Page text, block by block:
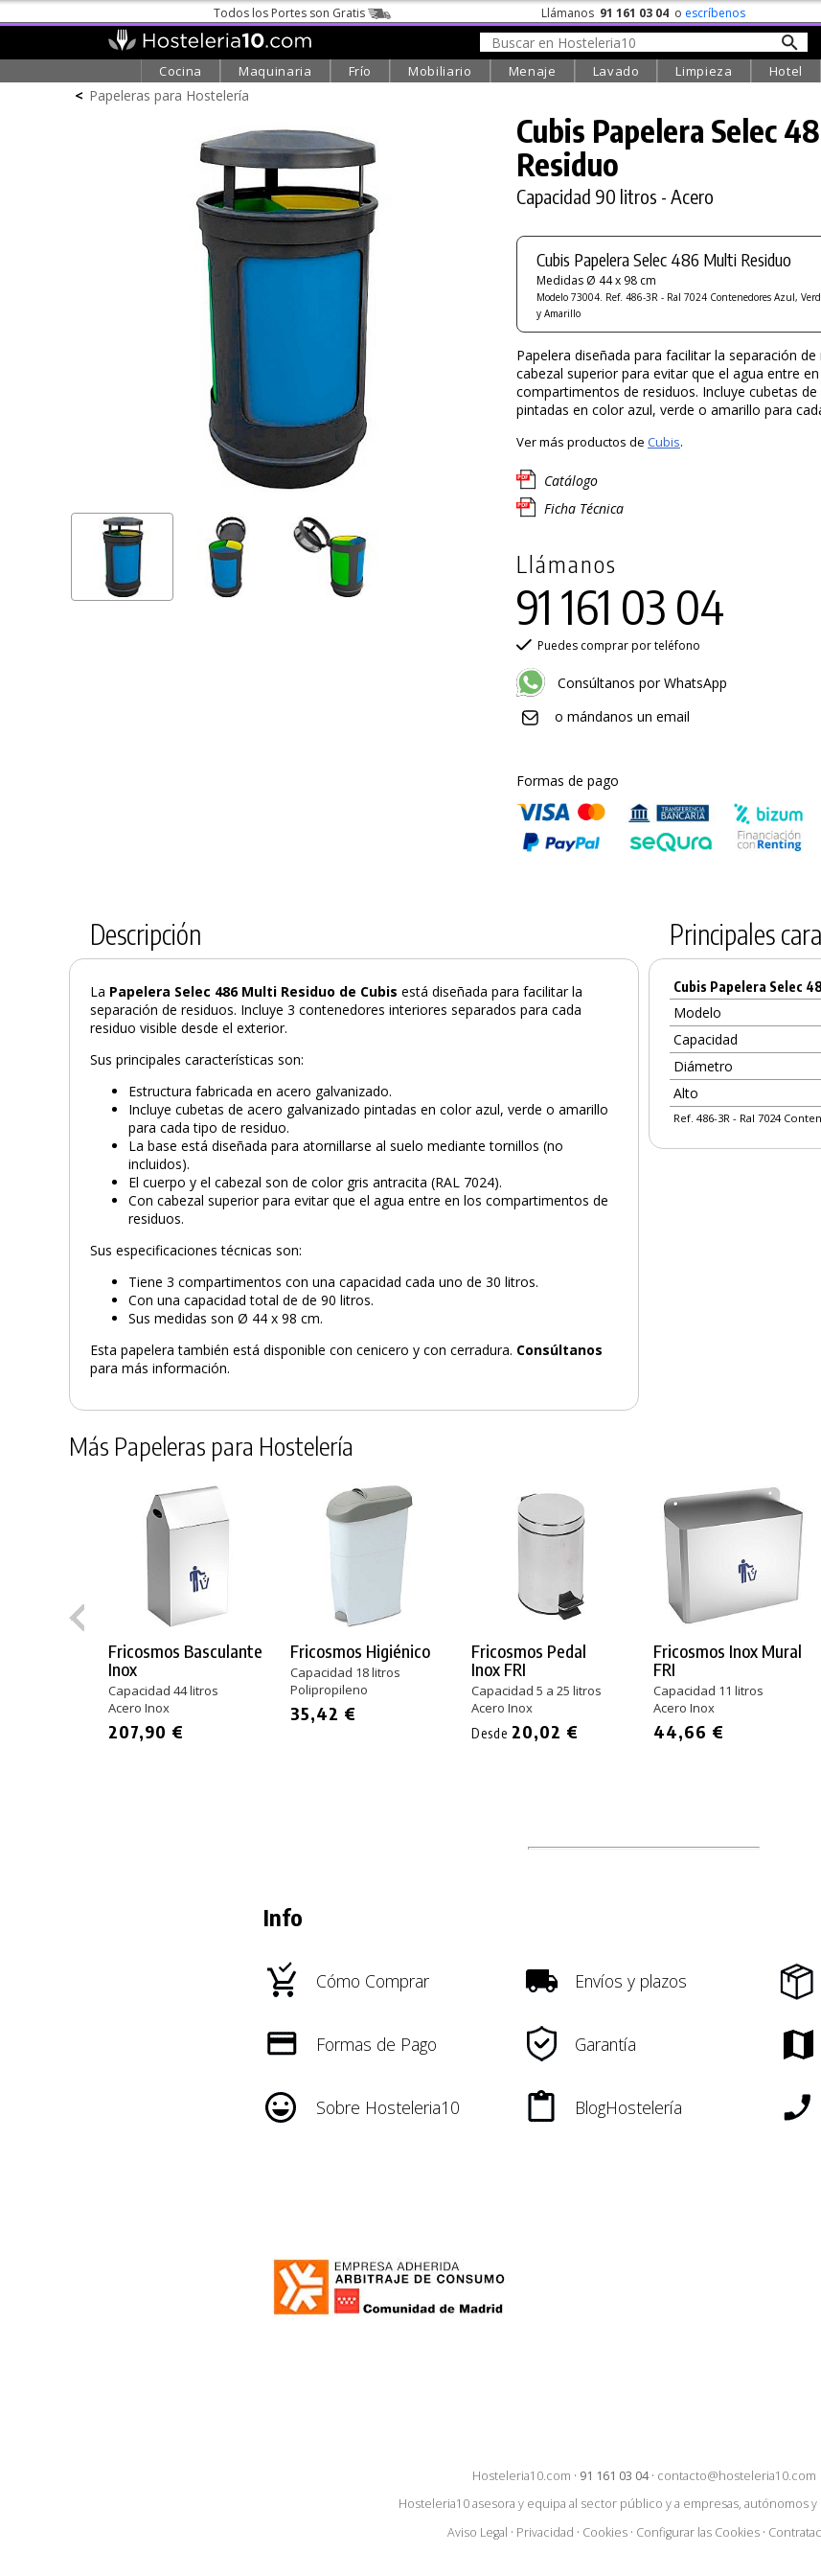
Todos los Portes son Gratis Llámanos 91 161 03 04 o escríbenos
Cocina Maquinaria Frío Mobiliario Menaje Lavado Limpieza Hotel
< Papeleras para Hostelería
PRODUCTO AÑADIDO AL CARRITO
Cubis Papelera Selec
Residuo
Capacidad 90 litros - Acero
Cubis Papelera Selec 486 Multi Residuo
Medidas Ø 44 x 98 cm
Modelo 73004. Ref. 486-3R - Ral 7024 Contenedores Azul,
y Amarillo
Papelera diseñada para facilitar la separación de
cabezal superior para evitar que el agua entre
compartimentos de residuos. Incluye cubetas
pintadas en color azul, verde o amarillo para
Ver más productos de Cubis.
Catálogo
Ficha Técnica
Llámanos
91 161 03 04
Puedes comprar por teléfono
Consúltanos por WhatsApp
o mándanos un email
Formas de pago
Descripción
La Papelera Selec 486 Multi Residuo de Cubisestá diseñada para facilitar la
separación de residuos. Incluye 3 contenedores interiores separados para cada
residuo visible desde el exterior.
Sus principales características son:
Estructura fabricada en acero galvanizado.
Incluye cubetas de acero galvanizado pintadas en color azul, verde o amarillo
para cada tipo de residuo.
La base está diseñada para atornillarse al suelo mediante tornillos (no
incluidos).
El cuerpo y el cabezal son de color gris antracita (RAL 7024).
Con cabezal superior para evitar que el agua entre en los compartimentos de
residuos.
Sus especificaciones técnicas son:
Tiene 3 compartimentos con una capacidad cada uno de 30 litros.
Con una capacidad total de de 90 litros.
Sus medidas son Ø 44 x 98 cm.
Esta papelera también está disponible con cenicero y con cerradura. Consúltanos
para más información.
Principales
Cubis Papelera Selec
Modelo
Capacidad
Diámetro
Alto
Ref. 486-3R - Ral 7024
Más Papeleras para Hostelería
Fricosmos Basculante
Inox
Capacidad 44 litros
Acero Inox
207,90 €
Fricosmos Higiénico
Capacidad 18 litros
Polipropileno
35,42 €
Fricosmos Pedal
Inox FRI
Capacidad 5 a 25 litros
Acero Inox
Desde 20,02 €
Fricosmos Inox Mural
FRI
Capacidad 11 litros
Acero Inox
44,66 €
Info
Cómo Comprar Envíos y plazos
Formas de Pago Garantía
Sobre Hosteleria10 BlogHostelería
Hosteleria10.com · 91 161 03 04· contacto@hosteleria10.com
Hosteleria10 asesora y equipa al sector público y a empresas, autónomos y
Aviso Legal · Privacidad · Cookies · Configurar las Cookies ·